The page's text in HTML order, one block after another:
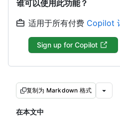
谁可以使用此功能？
适用于所有付费 Copilot
Sign up for Copilot
复制为 Markdown 格式
在本文中